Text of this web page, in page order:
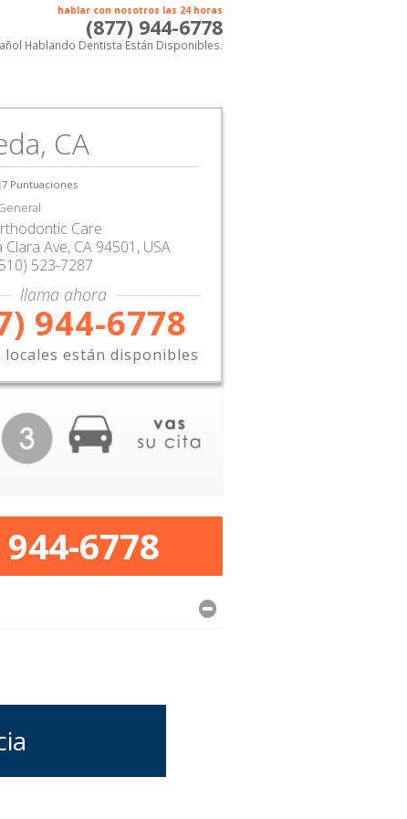
hablar con nosotros las 24 horas
(877) 944-6778
Hablando Dentista Están Disponibles.
CA
7 Puntuaciones
Care
Clara Ave, CA 94501, USA
523-7287
llama ahora
944-6778
están disponibles
6778